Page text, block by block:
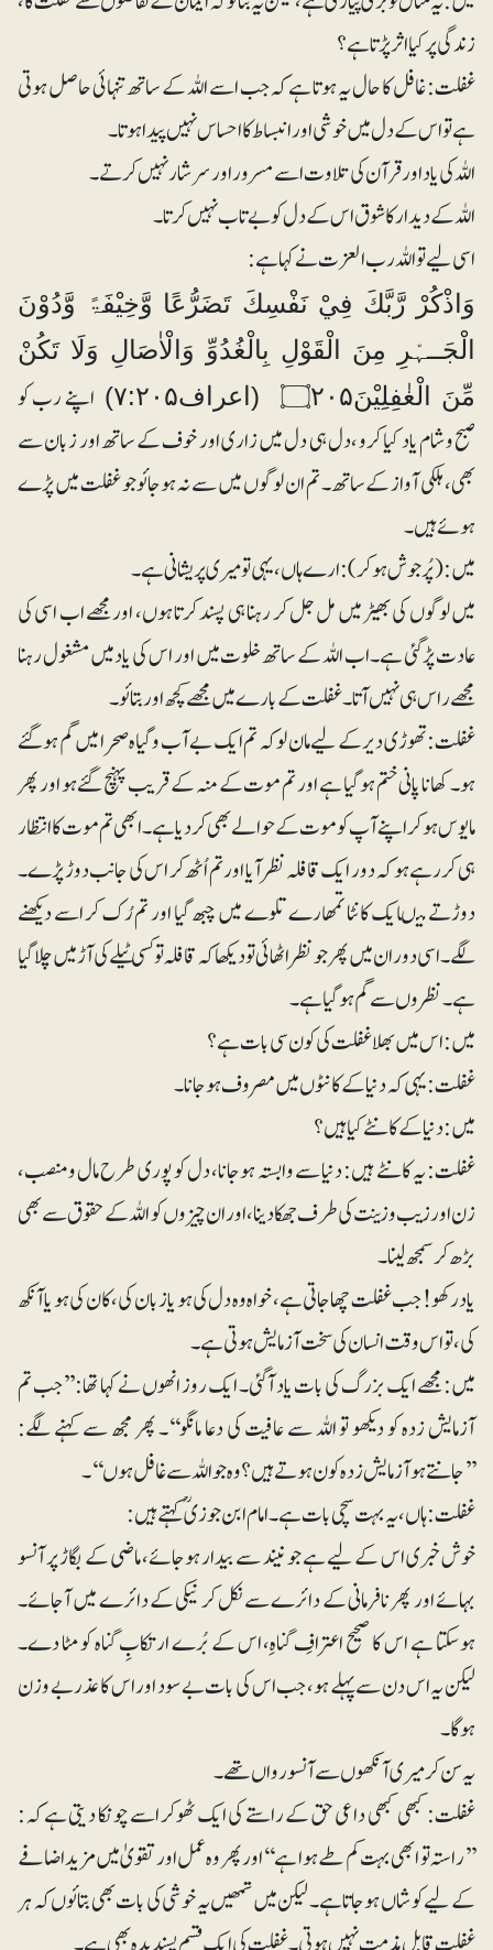
زندگی پر کیا اثر پڑتا ہے؟
غفلت: غافل کا حال یہ ہوتا ہے کہ جب اسے اللہ کے ساتھ تنہائی حاصل ہوتی
ہے تو اس کے دل میں خوشی اور انبساط کا احساس نہیں پیدا ہوتا۔
اللہ کی یاد اور قرآن کی تلاوت اسے مسرور اور سرشار نہیں کرتے۔
اللہ کے دیدار کا شوق اس کے دل کو بے تاب نہیں کرتا۔
اسی لیے تو اللہ رب العزت نے کہا ہے:
وَاذْكُرْ رَّبَّكَ فِيْ نَفْسِكَ تَضَرُّعًا وَّخِيْفَۃً وَّدُوْنَ
الْجَــہْرِ مِنَ الْقَوْلِ بِالْغُدُوِّ وَالْاٰصَالِ وَلَا تَكُنْ
مِّنَ الْغٰفِلِيْنَ۝۲۰۵ (اعراف۷:۲۰۵)
اپنے رب کو
صبح وشام یاد کیا کرو ،دل ہی دل میں زاری اور خوف کے ساتھ اور زبان سے
بھی، ہلکی آواز کے ساتھ۔ تم ان لوگوں میں سے نہ ہوجائو جو غفلت میں پڑے
ہوئے ہیں۔
میں: (پُرجوش ہوکر): ارے ہاں، یہی تو میری پریشانی ہے۔
میں لوگوں کی بھیڑ میں مل جل کر رہنا ہی پسند کرتا ہوں، اور مجھے اب اسی کی
عادت پڑگئی ہے۔ اب اللہ کے ساتھ خلوت میں اور اس کی یاد میں مشغول رہنا
مجھے راس ہی نہیں آتا۔ غفلت کے بارے میں مجھے کچھ اور بتائو۔
غفلت: تھوڑی دیر کے لیے مان لو کہ تم ایک بے آب وگیاہ صحرا میں گم ہوگئے
ہو۔ کھانا پانی ختم ہوگیا ہے اور تم موت کے منہ کے قریب پہنچ گئے ہو اور پھر
مایوس ہوکر اپنے آپ کو موت کے حوالے بھی کردیا ہے۔ابھی تم موت کا انتظار
ہی کررہے ہو کہ دور ایک قافلہ نظر آیا اور تم اُٹھ کر اس کی جانب دوڑ پڑے۔
دوڑتے میںایک کانٹا تمھارے تلوے میں چبھ گیا اور تم رُک کر اسے دیکھنے
لگے۔ اسی دوران میں پھر جو نظر اٹھائی تو دیکھا کہ قافلہ تو کسی ٹیلے کی آڑ میں چلاگیا
ہے۔نظروں سے گم ہوگیا ہے۔
میں: اس میں بھلا غفلت کی کون سی بات ہے؟
غفلت: یہی کہ دنیا کے کانٹوں میں مصروف ہوجانا۔
میں:دنیا کے کانٹے کیا ہیں؟
غفلت: یہ کانٹے ہیں: دنیا سے وابستہ ہوجانا، دل کو پوری طرح مال ومنصب،
زن اور زیب و زینت کی طرف جھکا دینا، اور ان چیزوں کو اللہ کے حقوق سے بھی
بڑھ کر سمجھ لینا۔
یاد رکھو! جب غفلت چھاجاتی ہے ، خواہ وہ دل کی ہو یا زبان کی ، کان کی ہو یا آنکھ
کی، تو اس وقت انسان کی سخت آزمایش ہوتی ہے۔
میں: مجھے ایک بزرگ کی بات یاد آگئی۔ ایک روز انھوں نے کہا تھا: ’’جب تم
آزمایش زدہ کو دیکھو تو اللہ سے عافیت کی دعا مانگو‘‘۔ پھر مجھ سے کہنے لگے:
’’جانتے ہو آزمایش زدہ کون ہوتے ہیں؟ وہ جو اللہ سے غافل ہوں‘‘۔
غفلت: ہاں، یہ بہت سچی بات ہے۔ امام ابن جوزیؒ کہتے ہیں:
خوش خبری اس کے لیے ہے جو نیند سے بیدار ہوجائے، ماضی کے بگاڑ پر آنسو
بہائے اور پھر نافرمانی کے دائرے سے نکل کر نیکی کے دائرے میں آجائے۔
ہوسکتا ہے اس کا صحیح اعترافِ گناہِ، اس کے بُرے ارتکابِ گناہ کو مٹا دے۔
لیکن یہ اس دن سے پہلے ہو، جب اس کی بات بے سود اور اس کا عذر بے وزن
ہوگا۔
یہ سن کر میری آنکھوں سے آنسو رواں تھے۔
غفلت: کبھی کبھی داعی حق کے راستے کی ایک ٹھوکر اسے چونکا دیتی ہے کہ:
’’راستہ تو ابھی بہت کم طے ہوا ہے‘‘ اور پھر وہ عمل اور تقویٰ میں مزید اضافے
کے لیے کوشاں ہوجاتا ہے۔ لیکن میں تمھیں یہ خوشی کی بات بھی بتائوں کہ ہر